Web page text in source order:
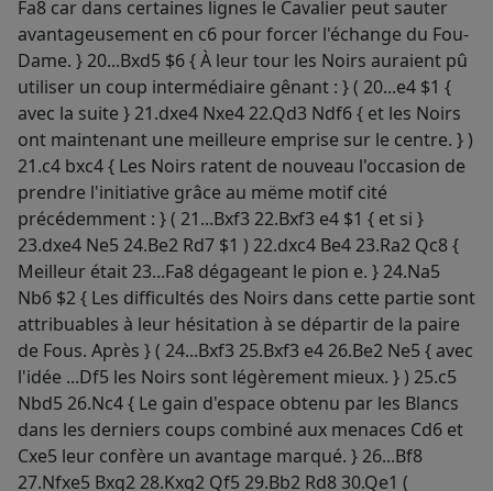
Fa8 car dans certaines lignes le Cavalier peut sauter
avantageusement en c6 pour forcer l'échange du Fou-
Dame. } 20...Bxd5 $6 { À leur tour les Noirs auraient pû
utiliser un coup intermédiaire gênant : } ( 20...e4 $1 {
avec la suite } 21.dxe4 Nxe4 22.Qd3 Ndf6 { et les Noirs
ont maintenant une meilleure emprise sur le centre. } )
21.c4 bxc4 { Les Noirs ratent de nouveau l'occasion de
prendre l'initiative grâce au mëme motif cité
précédemment : } ( 21...Bxf3 22.Bxf3 e4 $1 { et si }
23.dxe4 Ne5 24.Be2 Rd7 $1 ) 22.dxc4 Be4 23.Ra2 Qc8 {
Meilleur était 23...Fa8 dégageant le pion e. } 24.Na5
Nb6 $2 { Les difficultés des Noirs dans cette partie sont
attribuables à leur hésitation à se départir de la paire
de Fous. Après } ( 24...Bxf3 25.Bxf3 e4 26.Be2 Ne5 { avec
l'idée ...Df5 les Noirs sont légèrement mieux. } ) 25.c5
Nbd5 26.Nc4 { Le gain d'espace obtenu par les Blancs
dans les derniers coups combiné aux menaces Cd6 et
Cxe5 leur confère un avantage marqué. } 26...Bf8
27.Nfxe5 Bxg2 28.Kxg2 Qf5 29.Bb2 Rd8 30.Qe1 (